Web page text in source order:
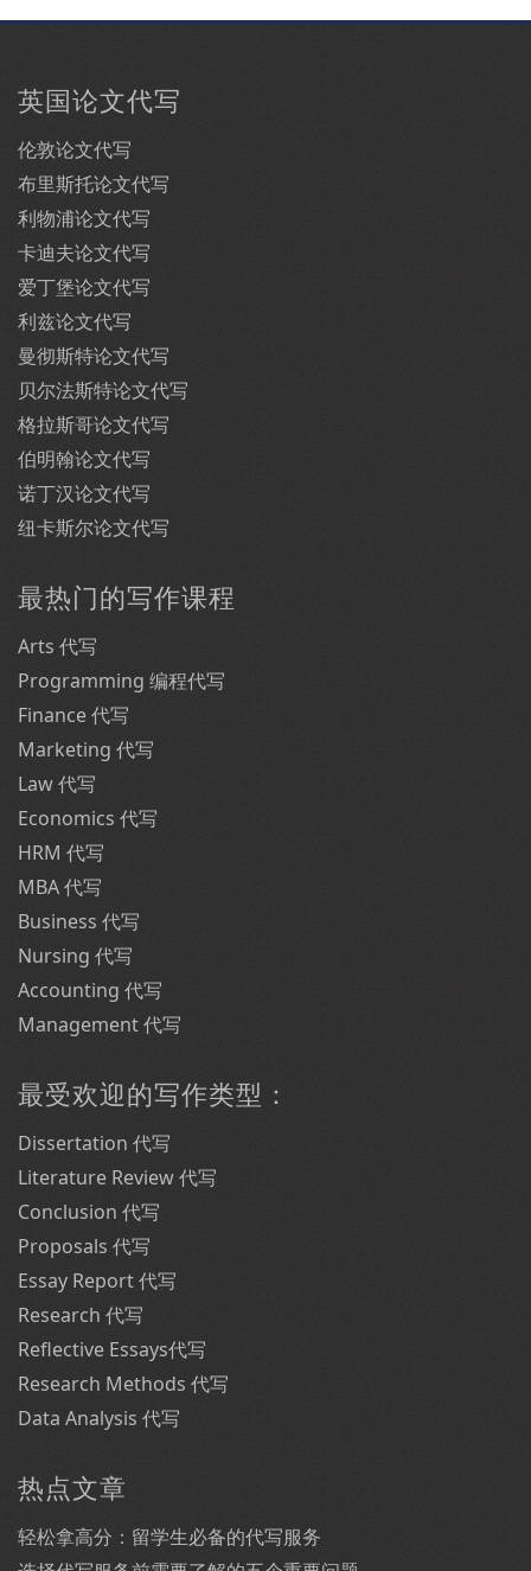
英国论文代写
伦敦论文代写
布里斯托论文代写
利物浦论文代写
卡迪夫论文代写
爱丁堡论文代写
利兹论文代写
曼彻斯特论文代写
贝尔法斯特论文代写
格拉斯哥论文代写
伯明翰论文代写
诺丁汉论文代写
纽卡斯尔论文代写
最热门的写作课程
Arts 代写
Programming 编程代写
Finance 代写
Marketing 代写
Law 代写
Economics 代写
HRM 代写
MBA 代写
Business 代写
Nursing 代写
Accounting 代写
Management 代写
最受欢迎的写作类型：
Dissertation 代写
Literature Review 代写
Conclusion 代写
Proposals 代写
Essay Report 代写
Research 代写
Reflective Essays代写
Research Methods 代写
Data Analysis 代写
热点文章
轻松拿高分：留学生必备的代写服务